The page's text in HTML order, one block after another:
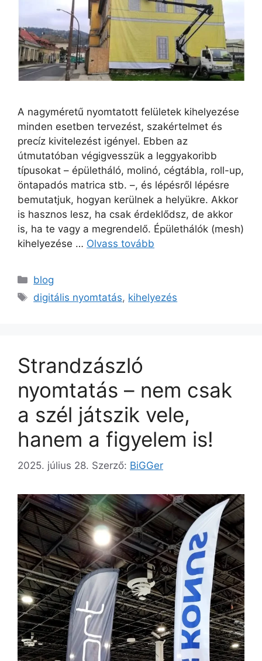
A nagyméretű nyomtatott felületek kihelyezése
minden esetben tervezést, szakértelmet és
precíz kivitelezést igényel. Ebben az
útmutatóban végigvesszük a leggyakoribb
típusokat – épületháló, molinó, cégtábla, roll-up,
öntapadós matrica stb. –, és lépésről lépésre
bemutatjuk, hogyan kerülnek a helyükre. Akkor
is hasznos lesz, ha csak érdeklődsz, de akkor
is, ha te vagy a megrendelő. Épülethálók (mesh)
kihelyezése … Olvass tovább
blog
digitális nyomtatás, kihelyezés
Strandzászló
nyomtatás – nem csak
a szél játszik vele,
hanem a figyelem is!
2025. július 28. Szerző: BiGGer